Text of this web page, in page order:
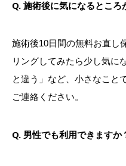
Q. 施術後に気になるところ
施術後10日間の無料お直し
リングしてみたら少し気に
と違う」など、小さなこと
ご連絡ください。
Q. 男性でも利用できますか